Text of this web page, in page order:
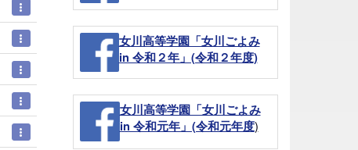
女川高等学園「女川ごよみ
in 令和２年」(令和２年度)
女川高等学園「女川ごよみ
in 令和元年」(令和元年度)